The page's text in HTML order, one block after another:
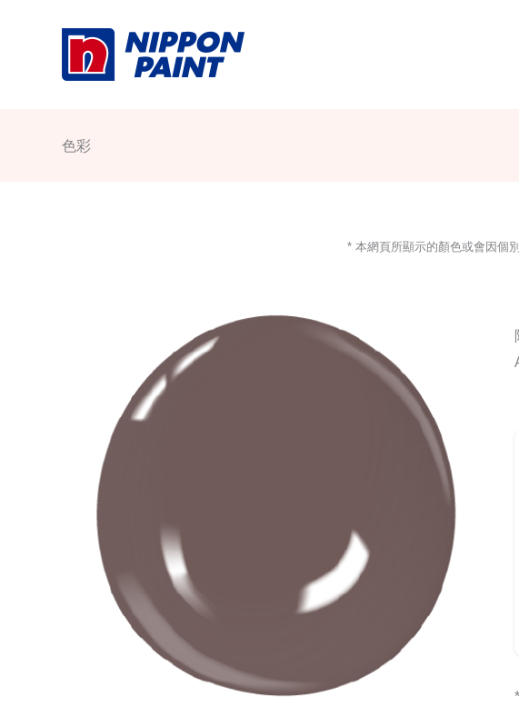
色彩
* 本網頁所顯示的顏色或會因個